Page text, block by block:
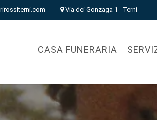
Via dei Gonzaga 1 - Terni
CASA FUNERARIA